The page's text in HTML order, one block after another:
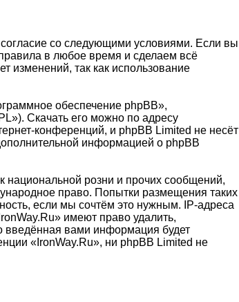
со следующими условиями. Если вы
в любое время и сделаем всё
изменений, так как использование
обеспечение phpBB»,
Скачать его можно по адресу
конференций, и phpBB Limited не несёт
информацией о phpBB
национальной розни и прочих сообщений,
право. Попытки размещения таких
если мы сочтём это нужным. IP-адреса
имеют право удалить,
введённая вами информация будет
«IronWay.Ru», ни phpBB Limited не